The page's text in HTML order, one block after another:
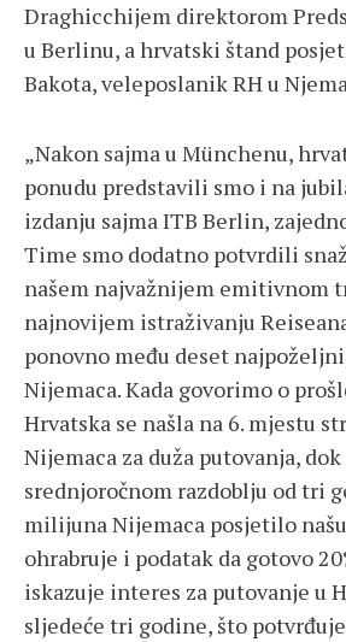
Draghicchijem direktorom
u Berlinu, a hrvatski štand
Bakota, veleposlanik RH u
„Nakon sajma u Münchenu,
ponudu predstavili smo i na
izdanju sajma ITB Berlin,
Time smo dodatno potvrdili
našem najvažnijem emitivnom
najnovijem istraživanju
ponovno među deset
Nijemaca. Kada govorimo o
Hrvatska se našla na 6. mjestu
Nijemaca za duža putovanja, dok
srednjoročnom razdoblju od tri
milijuna Nijemaca posjetilo
ohrabruje i podatak da gotovo
iskazuje interes za putovanje u
sljedeće tri godine, što